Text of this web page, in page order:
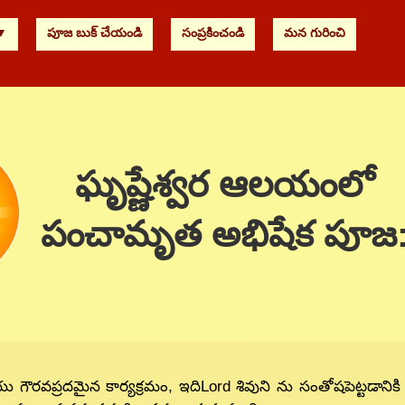
పూజ బుక్ చేయండి సంప్రకించండి మన గురించి
ఘృష్ణేశ్వర ఆలయంలో
పంచామృత అభిషేక
కార్యక్రమం, ఇదిLord శివుని ను సంతోషపెట్టడానికి